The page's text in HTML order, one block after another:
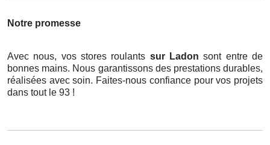
Notre promesse
Avec nous, vos stores roulants sur Ladonsont entre de
bonnes mains. Nous garantissons des prestations durables,
réalisées avec soin. Faites-nous confiance pour vos projets
dans tout le 93 !